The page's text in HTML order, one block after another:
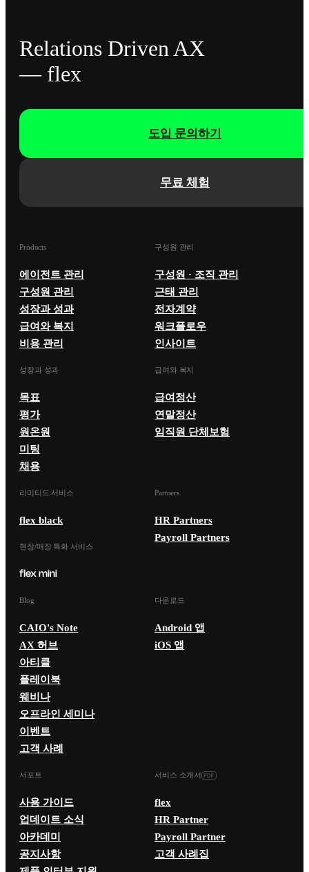
Relations Driven AX
— flex
무료 체험
도입 문의하기
Products
에이전트 관리
구성원 관리
성장과 성과
급여와 복지
비용 관리
구성원 관리
구성원 · 조직 관리
근태 관리
전자계약
워크플로우
인사이트
성장과 성과
목표
평가
원온원
미팅
채용
급여와 복지
급여정산
연말정산
임직원 단체보험
리미티드 서비스
flex black
현장/매장 특화 서비스
Partners
HR Partners
Payroll Partners
Blog
CAIO's Note
AX 허브
아티클
플레이북
웨비나
오프라인 세미나
이벤트
고객 사례
다운로드
Android 앱
iOS 앱
서포트
사용 가이드
업데이트 소식
아카데미
공지사항
서비스 소개서
flex
HR Partner
Payroll Partner
고객 사례집